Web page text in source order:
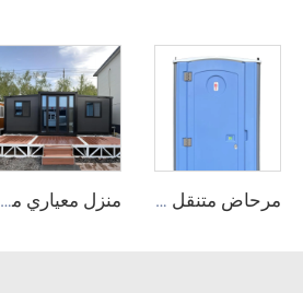
مرحاض متنقل عالي الجودة مصنوع من البولي إيثيلين عالي الكثافة (HDPE) حسب الطلب، سهل الاستخدام، حمام عام جاهز الصنع، مناسب للتخييم الخارجي، مرحاض هانغفا المحمول الحديث منزل معياري مخصص حسب الطلب من المصنع، منازل جاهزة بأسعار معقولة للبيع، منازل حاويات فاخرة، منزل جاهز